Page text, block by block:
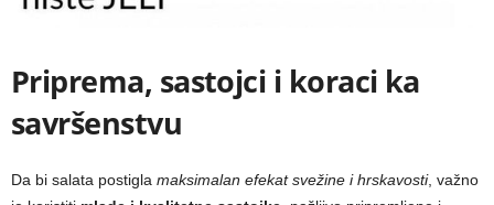
Priprema, sastojci i koraci ka
savršenstvu
Da bi salata postigla maksimalan efekat svežine i hrskavosti, važno